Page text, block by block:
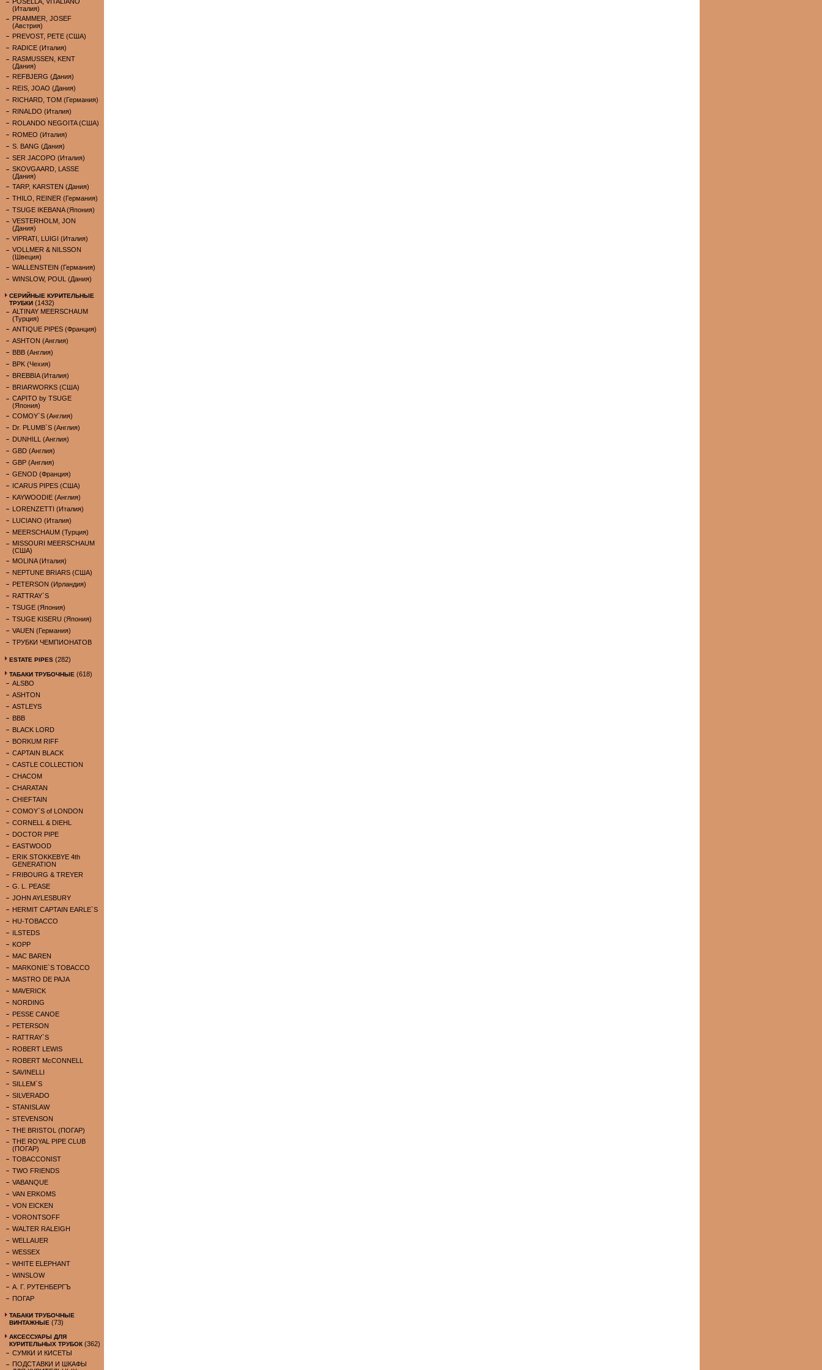
(Италия)
PRAMMER, JOSEF
(Австрия)
PREVOST, PETE (США)
RADICE (Италия)
RASMUSSEN, KENT
(Дания)
REFBJERG (Дания)
REIS, JOAO (Дания)
RICHARD, TOM (Германия)
RINALDO (Италия)
ROLANDO NEGOITA (США)
ROMEO (Италия)
S. BANG (Дания)
SER JACOPO (Италия)
SKOVGAARD, LASSE
(Дания)
TARP, KARSTEN (Дания)
THILO, REINER (Германия)
TSUGE IKEBANA (Япония)
VESTERHOLM, JON
(Дания)
VIPRATI, LUIGI (Италия)
VOLLMER & NILSSON
(Швеция)
WALLENSTEIN (Германия)
WINSLOW, POUL (Дания)
СЕРИЙНЫЕ КУРИТЕЛЬНЫЕ
ТРУБКИ (1432)
ALTINAY MEERSCHAUM
(Турция)
ANTIQUE PIPES (Франция)
ASHTON (Англия)
BBB (Англия)
BPK (Чехия)
BREBBIA (Италия)
BRIARWORKS (США)
CAPITO by TSUGE
(Япония)
COMOY`S (Англия)
Dr. PLUMB`S (Англия)
DUNHILL (Англия)
GBD (Англия)
GBP (Англия)
GENOD (Франция)
ICARUS PIPES (США)
KAYWOODIE (Англия)
LORENZETTI (Италия)
LUCIANO (Италия)
MEERSCHAUM (Турция)
MISSOURI MEERSCHAUM
(США)
MOLINA (Италия)
NEPTUNE BRIARS (США)
PETERSON (Ирландия)
RATTRAY`S
TSUGE (Япония)
TSUGE KISERU (Япония)
VAUEN (Германия)
ТРУБКИ ЧЕМПИОНАТОВ
ESTATE PIPES (282)
ТАБАКИ ТРУБОЧНЫЕ (618)
ALSBO
ASHTON
ASTLEYS
BBB
BLACK LORD
BORKUM RIFF
CAPTAIN BLACK
CASTLE COLLECTION
CHACOM
CHARATAN
CHIEFTAIN
COMOY`S of LONDON
CORNELL & DIEHL
DOCTOR PIPE
EASTWOOD
ERIK STOKKEBYE 4th
GENERATION
FRIBOURG & TREYER
G. L. PEASE
JOHN AYLESBURY
HERMIT CAPTAIN EARLE`S
HU-TOBACCO
ILSTEDS
KOPP
MAC BAREN
MARKONIE`S TOBACCO
MASTRO DE PAJA
MAVERICK
NORDING
PESSE CANOE
PETERSON
RATTRAY`S
ROBERT LEWIS
ROBERT McCONNELL
SAVINELLI
SILLEM`S
SILVERADO
STANISLAW
STEVENSON
THE BRISTOL (ПОГАР)
THE ROYAL PIPE CLUB
(ПОГАР)
TOBACCONIST
TWO FRIENDS
VABANQUE
VAN ERKOMS
VON EICKEN
VORONTSOFF
WALTER RALEIGH
WELLAUER
WESSEX
WHITE ELEPHANT
WINSLOW
А. Г. РУТЕНБЕРГЪ
ПОГАР
ТАБАКИ ТРУБОЧНЫЕ
ВИНТАЖНЫЕ (73)
АКСЕССУАРЫ ДЛЯ
КУРИТЕЛЬНЫХ ТРУБОК (362)
СУМКИ И КИСЕТЫ
ПОДСТАВКИ И ШКАФЫ